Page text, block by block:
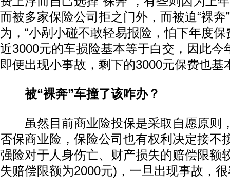
而被多家保险公司拒之门外，而被迫“裸奔
为，“小剐小碰不敢轻易报险，怕下年度
近3000元的车损险基本等于白交，因此今
即便出现小事故，剩下的3000元保费也基
被“裸奔”车撞了该咋办？
虽然目前商业险投保是采取自愿原则
否保商业险，保险公司也有权利决定接不
强险对于人身伤亡、财产损失的赔偿限额
失赔偿限额为2000元)，一旦出现事故，